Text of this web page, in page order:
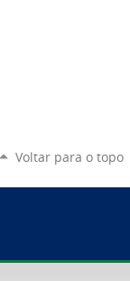
Voltar para o topo